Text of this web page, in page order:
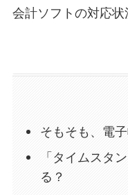
会計ソフトの対応状
そもそも、電
「タイムスタ
る？